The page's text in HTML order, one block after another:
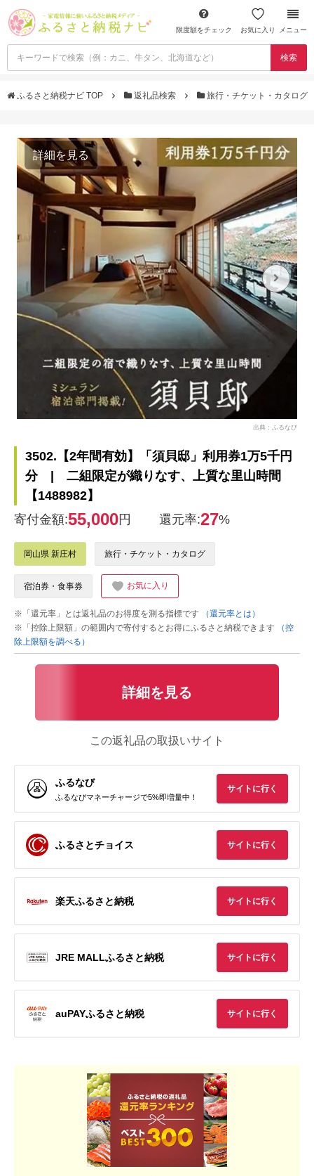
限度額をチェック お気に入り メニュー
検索
ふるさと納税ナビ TOP 返礼品検索 旅行・チケット・カタログ
詳細を見る
出典：ふるなび
3502.【2年間有効】「須貝邸」利用券1万5千円
分 | 二組限定が織りなす、上質な里山時間
【1488982】
寄付金額:55,000円 還元率:27%
岡山県 新庄村 旅行・チケット・カタログ
宿泊券・食事券 お気に入り
※「還元率」とは返礼品のお得度を測る指標です
（還元率とは）
※「控除上限額」の範囲内で寄付するとお得にふるさと納税できます
（控
除上限額を調べる）
詳細を見る
この返礼品の取扱いサイト
ふるなび
ふるなびマネーチャージで5%即増量中！
サイトに行く
ふるさとチョイス サイトに行く
楽天ふるさと納税 サイトに行く
JRE MALLふるさと納税 サイトに行く
auPAYふるさと納税 サイトに行く